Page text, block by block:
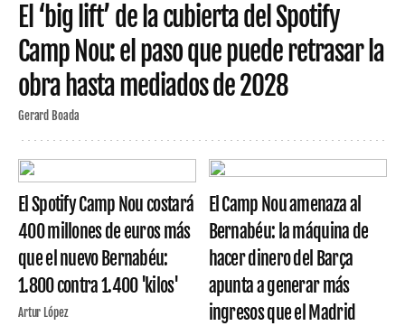
El ‘big lift’ de la cubierta del Spotify
Camp Nou: el paso que puede retrasar la
obra hasta mediados de 2028
Gerard Boada
El Spotify Camp Nou costará
400 millones de euros más
que el nuevo Bernabéu:
1.800 contra 1.400 'kilos'
Artur López
El Camp Nou amenaza al
Bernabéu: la máquina de
hacer dinero del Barça
apunta a generar más
ingresos que el Madrid